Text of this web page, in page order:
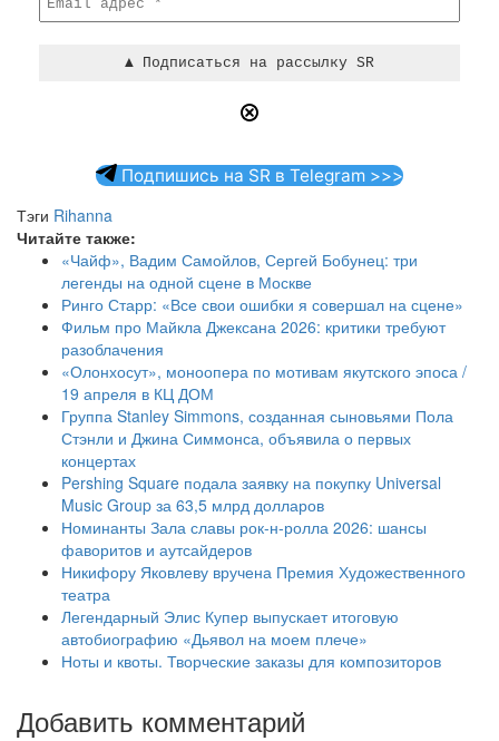
Подпишись на SR в Telegram >>>
Тэги Rihanna
Читайте также:
«Чайф», Вадим Самойлов, Сергей Бобунец: три
легенды на одной сцене в Москве
Ринго Старр: «Все свои ошибки я совершал на сцене»
Фильм про Майкла Джексана 2026: критики требуют
разоблачения
«Олонхосут», моноопера по мотивам якутского эпоса /
19 апреля в КЦ ДОМ
Группа Stanley Simmons, созданная сыновьями Пола
Стэнли и Джина Симмонса, объявила о первых
концертах
Pershing Square подала заявку на покупку Universal
Music Group за 63,5 млрд долларов
Номинанты Зала славы рок-н-ролла 2026: шансы
фаворитов и аутсайдеров
Никифору Яковлеву вручена Премия Художественного
театра
Легендарный Элис Купер выпускает итоговую
автобиографию «Дьявол на моем плече»
Ноты и квоты. Творческие заказы для композиторов
Добавить комментарий